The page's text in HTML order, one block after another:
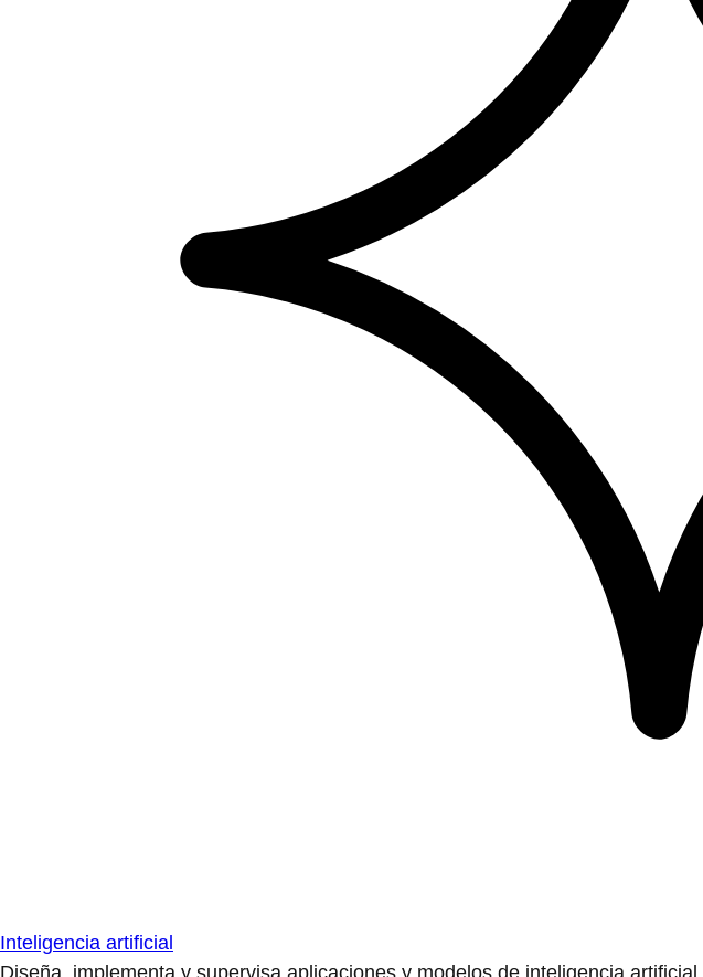
Inteligencia artificial
Diseña, implementa y supervisa aplicaciones y modelos de inteligencia artificial.